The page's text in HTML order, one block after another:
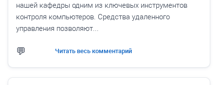
нашей кафедры одним из ключевых инструментов
контроля компьютеров. Средства удаленного
управления позволяют...
Читать весь комментарий